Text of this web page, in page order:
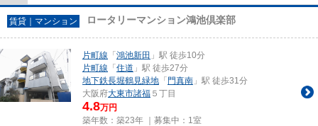
賃貸｜マンション ロータリーマンション鴻池倶楽部
片町線 「 鴻池新田 」駅 徒歩10分
片町線 「 住道 」駅 徒歩27分
地下鉄長堀鶴見緑地 「 門真南 」駅 徒歩31分
大阪府大東市諸福 ５丁目
4.8万円
築年数：築23年 ｜募集中： 1室